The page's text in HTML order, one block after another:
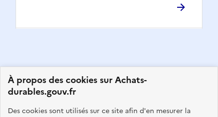
À propos des cookies sur Achats-
durables.gouv.fr
Des cookies sont utilisés sur ce site afin d'en mesurer la
GOUVERNEMENT